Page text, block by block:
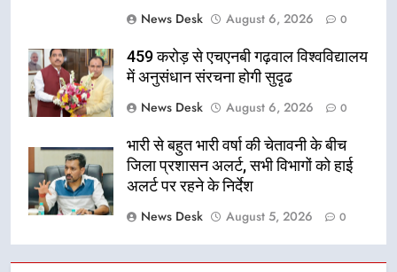
News Desk
August 6, 2026 0
459 करोड़ से एचएनबी गढ़वाल विश्वविद्यालय
में अनुसंधान संरचना होगी सुदृढ
News Desk
August 6, 2026 0
भारी से बहुत भारी वर्षा की चेतावनी के बीच
जिला प्रशासन अलर्ट, सभी विभागों को हाई
अलर्ट पर रहने के निर्देश
News Desk
August 5, 2026 0